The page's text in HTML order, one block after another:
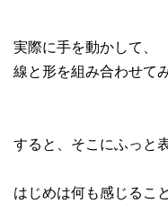
実際に手を動かして、
線と形を組み合わせてみ
すると、そこにふっと
はじめは何も感じるこ